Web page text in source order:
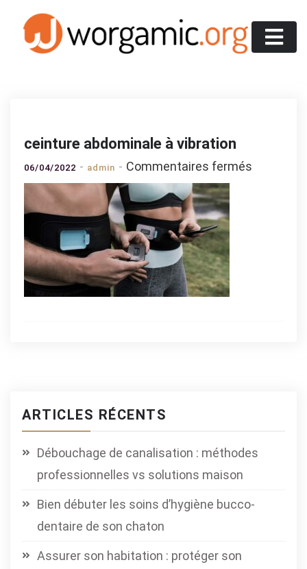
content
ceinture abdominale à vibration
06/04/2022 admin Commentaires fermés
ARTICLES RÉCENTS
Débouchage de canalisation : méthodes
professionnelles vs solutions maison
Bien débuter les soins d’hygiène bucco-
dentaire de son chaton
Assurer son habitation : protéger son